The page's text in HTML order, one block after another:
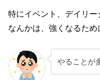
特にイベント、デイリ
なんかは、強くなるため
やることが